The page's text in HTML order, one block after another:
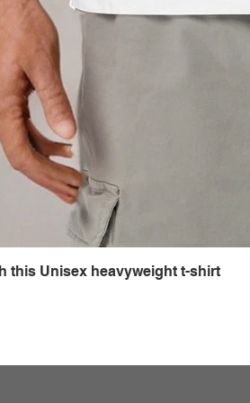
this Unisex heavyweight t-shirt